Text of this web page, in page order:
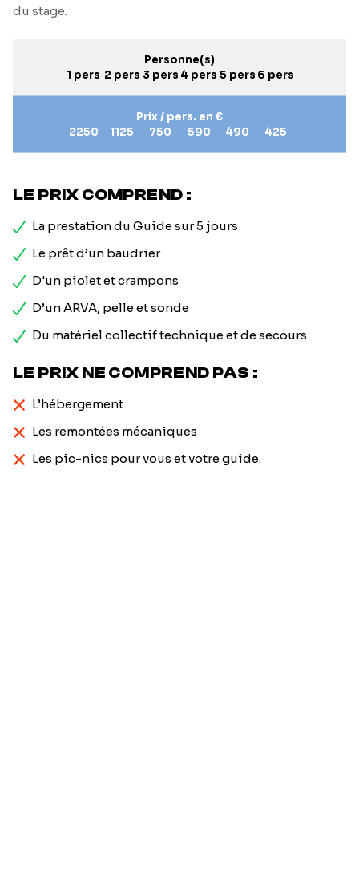
du stage.
Personne(s)
1 pers 2 pers 3 pers 4 pers 5 pers 6 pers
Prix / pers. en €
2250
1125 750 590 490 425
LE PRIX COMPREND :
La prestation du Guide sur 5 jours
Le prêt d’un baudrier
D'un piolet et crampons
D’un ARVA, pelle et sonde
Du matériel collectif technique et de secours
LE PRIX NE COMPREND PAS :
L’hébergement
Les remontées mécaniques
Les pic-nics pour vous et votre guide.